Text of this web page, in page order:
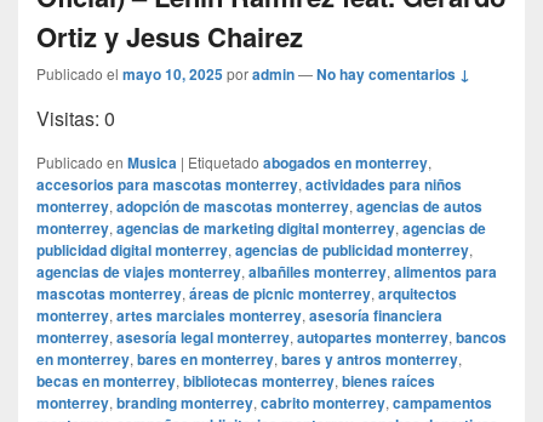
Ortiz y Jesus Chairez
Publicado el mayo 10, 2025poradmin—No hay comentarios ↓
Visitas: 0
Publicado en Musica | Etiquetado abogados en monterrey,
accesorios para mascotas monterrey, actividades para niños
monterrey, adopción de mascotas monterrey, agencias de autos
monterrey, agencias de marketing digital monterrey, agencias de
publicidad digital monterrey, agencias de publicidad monterrey,
agencias de viajes monterrey, albañiles monterrey, alimentos para
mascotas monterrey, áreas de picnic monterrey, arquitectos
monterrey, artes marciales monterrey, asesoría financiera
monterrey, asesoría legal monterrey, autopartes monterrey, bancos
en monterrey, bares en monterrey, bares y antros monterrey,
becas en monterrey, bibliotecas monterrey, bienes raíces
monterrey, branding monterrey, cabrito monterrey, campamentos